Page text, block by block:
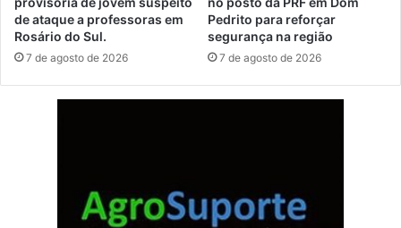
de ataque a professoras em
Rosário do Sul.
7 de agosto de 2026
Pedrito para reforçar
segurança na região
7 de agosto de 2026